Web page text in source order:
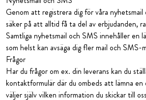
Genom att registrera dig för våra nyhetsmail
säker på att alltid få ta del av erbjudanden,
Samtliga nyhetsmail och SMS innehåller en
som helst kan avsäga dig fler mail och SMS-
Frågor
Har du frågor om ex. din leverans kan du
kontaktformulär där du ombeds att lämna
väljer själv vilken information du skickar till